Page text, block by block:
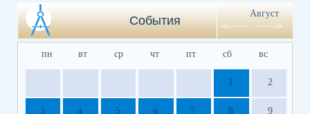
События
Август
пн вт ср чт пт сб вс
1 2
3 4 5 6 7 8 9